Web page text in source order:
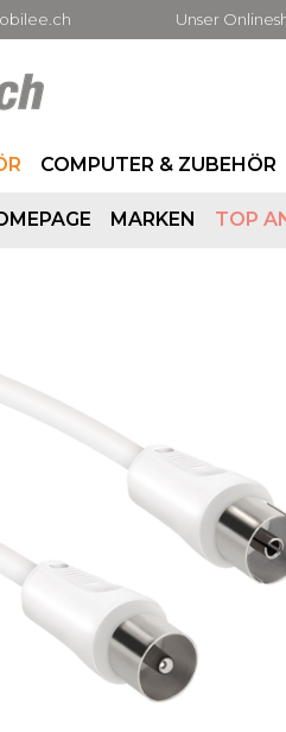
Unser
COMPUTER & ZUBEHÖR
MARKEN TOP